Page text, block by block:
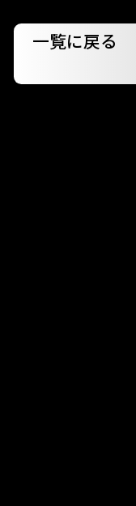
一覧に戻る